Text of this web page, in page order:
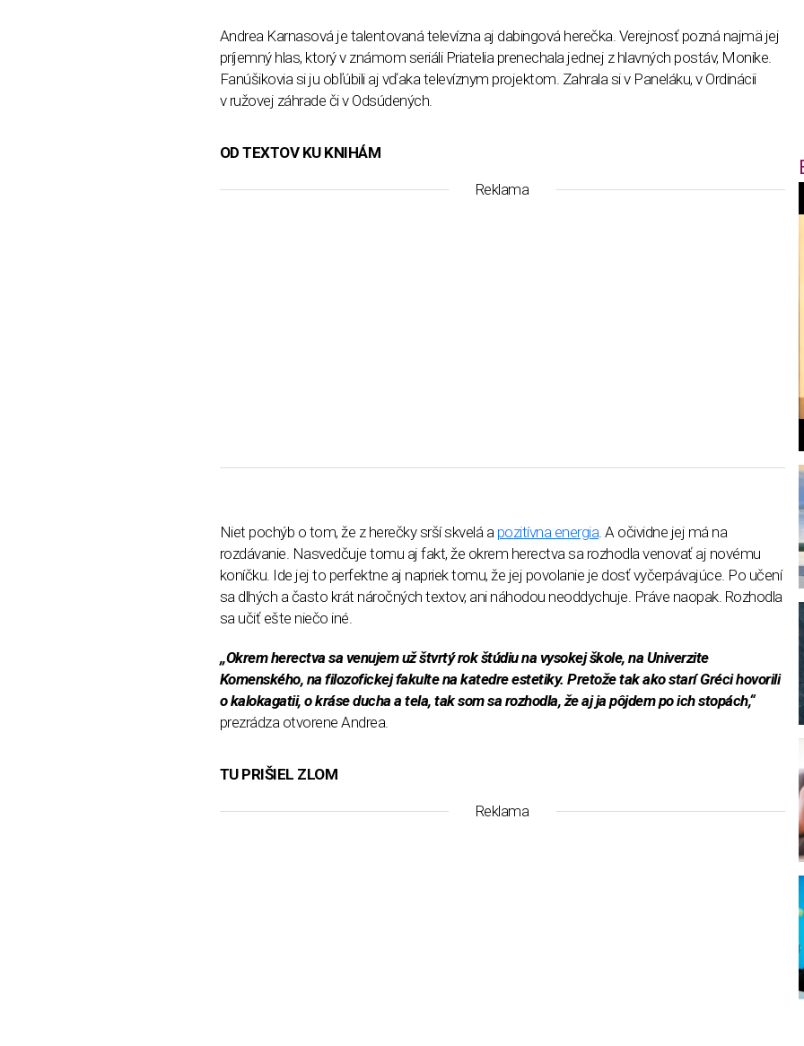
Andrea Karnasová je talentovaná televízna aj dabingová herečka. Verejnosť pozná najmä jej
príjemný hlas, ktorý v známom seriáli Priatelia prenechala jednej z hlavných postáv, Monike.
Fanúšikovia si ju obľúbili aj vďaka televíznym projektom. Zahrala si v Paneláku, v Ordinácii
v ružovej záhrade či v Odsúdených.
OD TEXTOV KU KNIHÁM
Reklama
Niet pochýb o tom, že z herečky srší skvelá a pozitívna energia . A očividne jej má na
rozdávanie. Nasvedčuje tomu aj fakt, že okrem herectva sa rozhodla venovať aj novému
koníčku. Ide jej to perfektne aj napriek tomu, že jej povolanie je dosť vyčerpávajúce. Po učení
sa dlhých a často krát náročných textov, ani náhodou neoddychuje. Práve naopak. Rozhodla
sa učiť ešte niečo iné.
,,Okrem herectva sa venujem už štvrtý rok štúdiu na vysokej škole, na Univerzite
Komenského, na filozofickej fakulte na katedre estetiky. Pretože tak ako starí Gréci hovorili
o kalokagatii, o kráse ducha a tela, tak som sa rozhodla, že aj ja pôjdem po ich stopách,“
prezrádza otvorene Andrea.
TU PRIŠIEL ZLOM
Reklama
f
u
s
s
l